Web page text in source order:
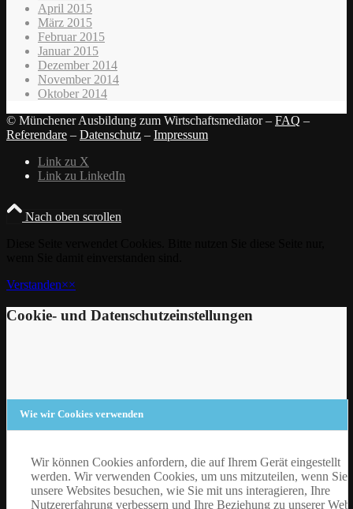
April 2015
März 2015
Februar 2015
Januar 2015
Dezember 2014
November 2014
Oktober 2014
© Münchener Ausbildung zum Wirtschaftsmediator – FAQ –
Referendare – Datenschutz – Impressum
Link zu X
Link zu LinkedIn
Nach oben scrollen
Verstanden××
Cookie- und Datenschutzeinstellungen
Wie wir Cookies verwenden
Wir können Cookies anfordern, die auf Ihrem Gerät eingestellt
werden. Wir verwenden Cookies, um uns mitzuteilen, wenn Sie
unsere Websites besuchen, wie Sie mit uns interagieren, Ihre
Nutzererfahrung verbessern und Ihre Beziehung zu unserer